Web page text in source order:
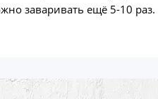
заваривать ещё 5-10 раз.